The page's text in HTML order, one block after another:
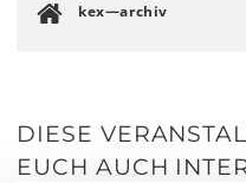
kex—archiv
DIESE
EUCH AUCH